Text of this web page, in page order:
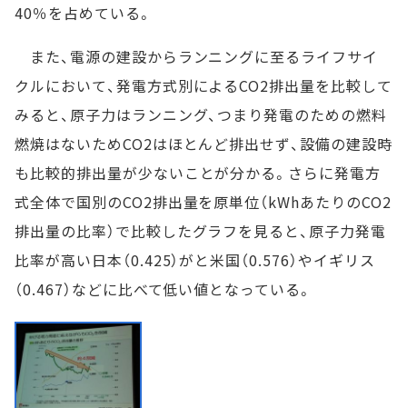
40％を占めている。
また、電源の建設からランニングに至るライフサイ
クルにおいて、発電方式別によるCO2排出量を比較して
みると、原子力はランニング、つまり発電のための燃料
燃焼はないためCO2はほとんど排出せず、設備の建設時
も比較的排出量が少ないことが分かる。さらに発電方
式全体で国別のCO2排出量を原単位（kWhあたりのCO2
排出量の比率）で比較したグラフを見ると、原子力発電
比率が高い日本（0.425）がと米国（0.576）やイギリス
（0.467）などに比べて低い値となっている。